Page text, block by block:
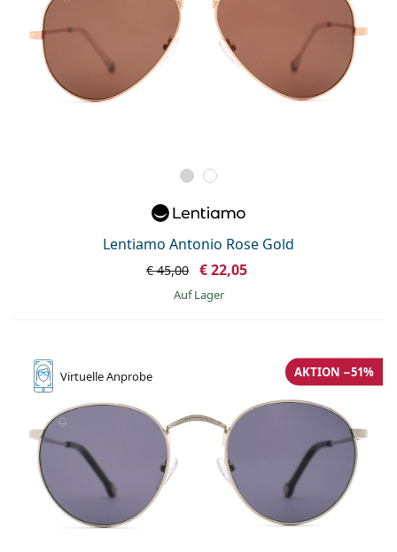
Lentiamo Antonio Rose Gold
€ 45,00 € 22,05
auf Lager
VirtuelleAnprobe AKTION −51%